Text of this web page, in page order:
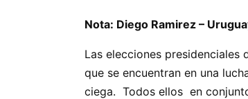
Nota: Diego Ramirez –
Las elecciones
que se encuentran en una
ciega. Todos ellos en